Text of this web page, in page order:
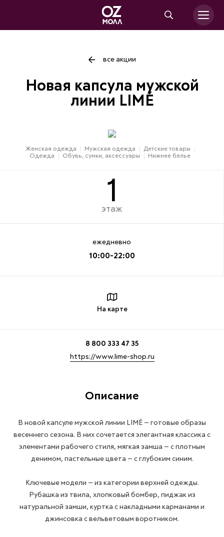
все акции
Новая капсула мужской
линии LIMÉ
Женская одежда Мужская одежда
Детские товары
Одежда
Обувь, сумки, аксессуары Нижнее белье
1
этаж
ежедневно
10:00-22:00
На карте
8 800 333 47 35
https://www.lime-shop.ru
Описание
В новой капсуле мужской линии LIMÉ — готовые образы
весеннего сезона. В них сочетается элегантная классика с
элементами рабочего стиля, мягкая замша — с плотным
денимом, пастельные цвета — с глубоким синим.
Ключевые модели — из категории верхней одежды.
Рубашка из твила, хлопковый бомбер, пиджак из
натуральной замши, куртка с накладными карманами и
джинсовка с вельветовым воротником.